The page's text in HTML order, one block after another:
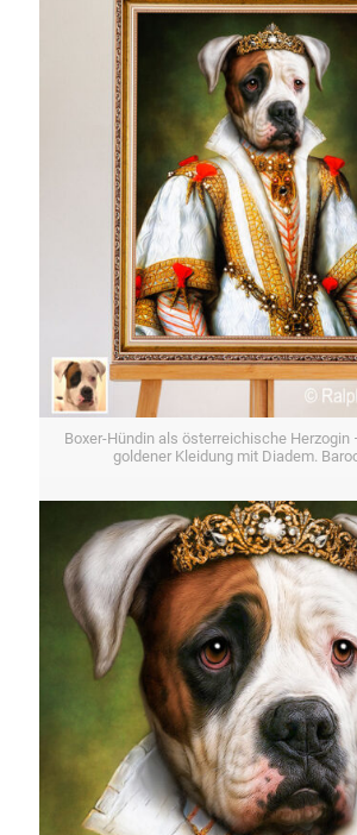
Boxer-Hündin als österreichische Herzogin
goldener Kleidung mit Diadem.